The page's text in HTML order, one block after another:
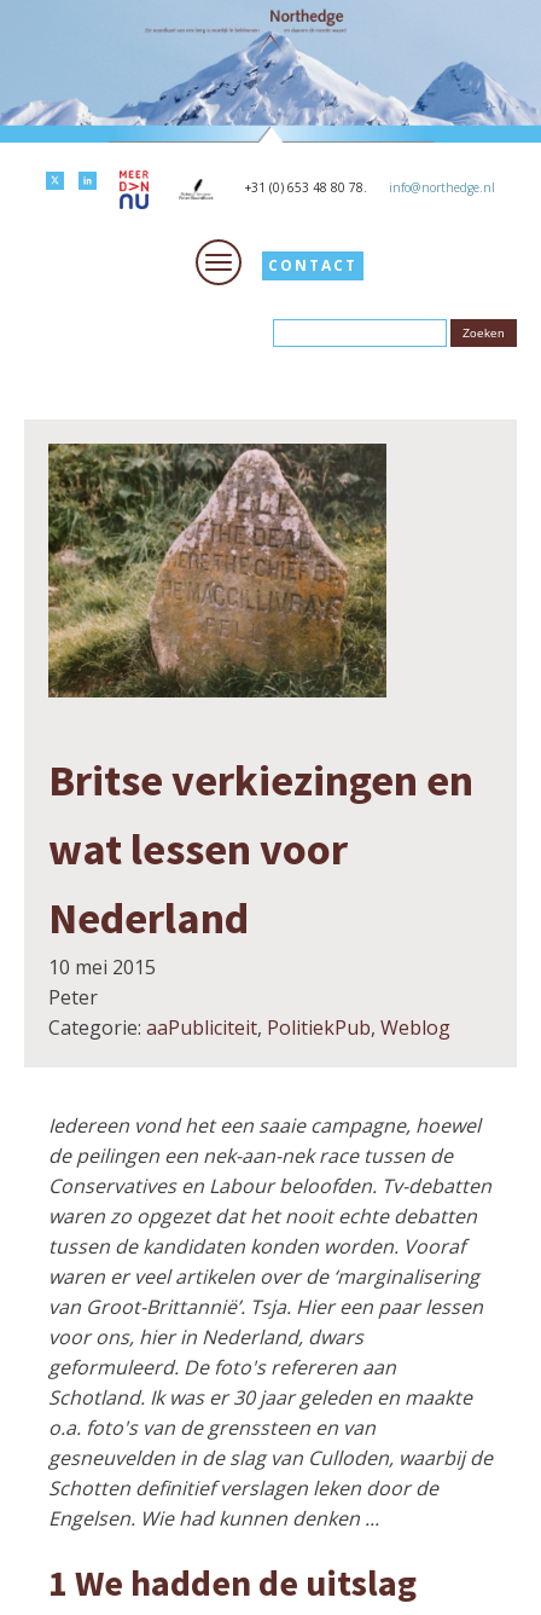
+31 (0) 653 48 80 78. info@northedge.nl
CONTACT
Britse verkiezingen en
wat lessen voor
Nederland
10 mei 2015
Peter
Categorie: aaPubliciteit, PolitiekPub, Weblog
Iedereen vond het een saaie campagne, hoewel
de peilingen een nek-aan-nek race tussen de
Conservatives en Labour beloofden. Tv-debatten
waren zo opgezet dat het nooit echte debatten
tussen de kandidaten konden worden. Vooraf
waren er veel artikelen over de ‘marginalisering
van Groot-Brittannië’. Tsja. Hier een paar lessen
voor ons, hier in Nederland, dwars
geformuleerd. De foto's refereren aan
Schotland. Ik was er 30 jaar geleden en maakte
o.a. foto's van de grenssteen en van
gesneuvelden in de slag van Culloden, waarbij de
Schotten definitief verslagen leken door de
Engelsen. Wie had kunnen denken ...
1 We hadden de uitslag